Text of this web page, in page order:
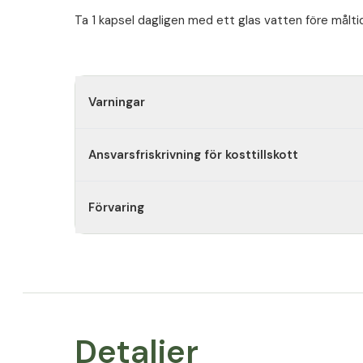
Ta 1 kapsel dagligen med ett glas vatten före
Varningar
Ansvarsfriskrivning för kosttillskott
Förvaring
Detaljer